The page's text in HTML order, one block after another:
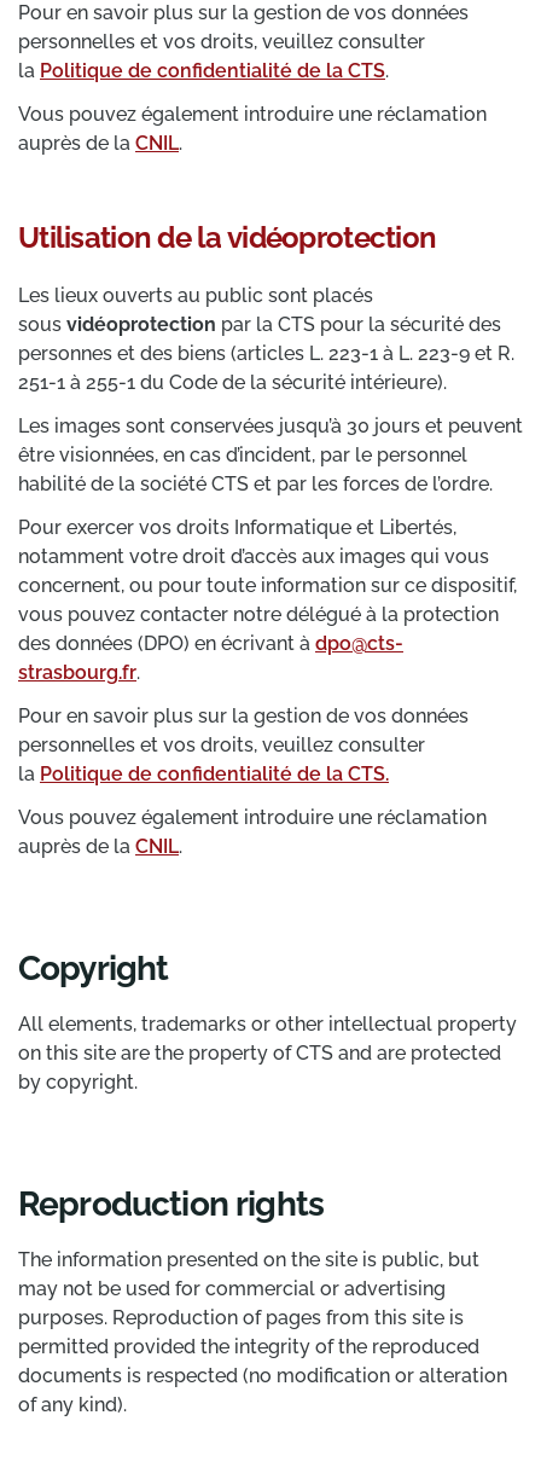
Pour en savoir plus sur la gestion de vos données
personnelles et vos droits, veuillez consulter
la Politique de confidentialité de la CTS.
Vous pouvez également introduire une réclamation
auprès de la CNIL.
Utilisation de la vidéoprotection
Les lieux ouverts au public sont placés
sous vidéoprotection par la CTS pour la sécurité des
personnes et des biens (articles L. 223-1 à L. 223-9 et R.
251-1 à 255-1 du Code de la sécurité intérieure).
Les images sont conservées jusqu’à 30 jours et peuvent
être visionnées, en cas d’incident, par le personnel
habilité de la société CTS et par les forces de l’ordre.
Pour exercer vos droits Informatique et Libertés,
notamment votre droit d’accès aux images qui vous
concernent, ou pour toute information sur ce dispositif,
vous pouvez contacter notre délégué à la protection
des données (DPO) en écrivant à dpo@cts-
strasbourg.fr.
Pour en savoir plus sur la gestion de vos données
personnelles et vos droits, veuillez consulter
la Politique de confidentialité de la CTS.
Vous pouvez également introduire une réclamation
auprès de la CNIL.
Copyright
All elements, trademarks or other intellectual property
on this site are the property of CTS and are protected
by copyright.
Reproduction rights
The information presented on the site is public, but
may not be used for commercial or advertising
purposes. Reproduction of pages from this site is
permitted provided the integrity of the reproduced
documents is respected (no modification or alteration
of any kind).